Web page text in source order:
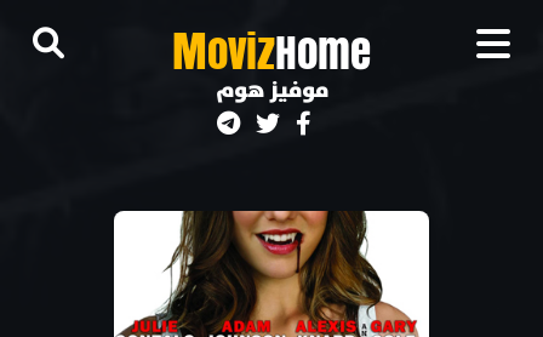
MovizHome
موفيز هوم